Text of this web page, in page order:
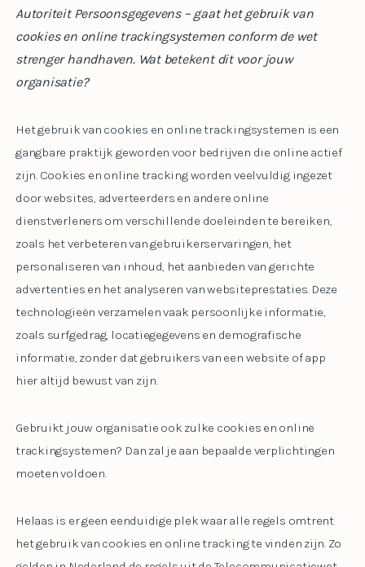
Autoriteit Persoonsgegevens – gaat het gebruik van
cookies en online trackingsystemen conform de wet
strenger handhaven. Wat betekent dit voor jouw
organisatie?
Het gebruik van cookies en online trackingsystemen is een
gangbare praktijk geworden voor bedrijven die online actief
zijn. Cookies en online tracking worden veelvuldig ingezet
door websites, adverteerders en andere online
dienstverleners om verschillende doeleinden te bereiken,
zoals het verbeteren van gebruikerservaringen, het
personaliseren van inhoud, het aanbieden van gerichte
advertenties en het analyseren van websiteprestaties. Deze
technologieën verzamelen vaak persoonlijke informatie,
zoals surfgedrag, locatiegegevens en demografische
informatie, zonder dat gebruikers van een website of app
hier altijd bewust van zijn.
Gebruikt jouw organisatie ook zulke cookies en online
trackingsystemen? Dan zal je aan bepaalde verplichtingen
moeten voldoen.
Helaas is er geen eenduidige plek waar alle regels omtrent
het gebruik van cookies en online tracking te vinden zijn. Zo